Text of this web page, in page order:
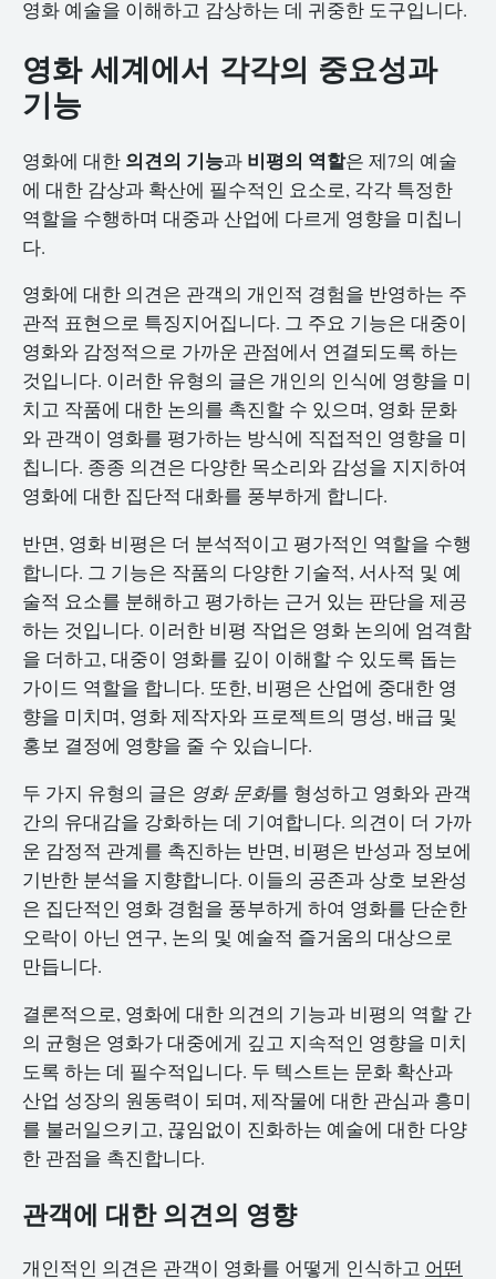
영화 예술을 이해하고 감상하는 데 귀중한 도구입니다.
영화 세계에서 각각의 중요성과
기능
영화에 대한 의견의 기능과 비평의 역할은 제7의 예술
에 대한 감상과 확산에 필수적인 요소로, 각각 특정한
역할을 수행하며 대중과 산업에 다르게 영향을 미칩니
다.
영화에 대한 의견은 관객의 개인적 경험을 반영하는 주
관적 표현으로 특징지어집니다. 그 주요 기능은 대중이
영화와 감정적으로 가까운 관점에서 연결되도록 하는
것입니다. 이러한 유형의 글은 개인의 인식에 영향을 미
치고 작품에 대한 논의를 촉진할 수 있으며, 영화 문화
와 관객이 영화를 평가하는 방식에 직접적인 영향을 미
칩니다. 종종 의견은 다양한 목소리와 감성을 지지하여
영화에 대한 집단적 대화를 풍부하게 합니다.
반면, 영화 비평은 더 분석적이고 평가적인 역할을 수행
합니다. 그 기능은 작품의 다양한 기술적, 서사적 및 예
술적 요소를 분해하고 평가하는 근거 있는 판단을 제공
하는 것입니다. 이러한 비평 작업은 영화 논의에 엄격함
을 더하고, 대중이 영화를 깊이 이해할 수 있도록 돕는
가이드 역할을 합니다. 또한, 비평은 산업에 중대한 영
향을 미치며, 영화 제작자와 프로젝트의 명성, 배급 및
홍보 결정에 영향을 줄 수 있습니다.
두 가지 유형의 글은 영화 문화를 형성하고 영화와 관객
간의 유대감을 강화하는 데 기여합니다. 의견이 더 가까
운 감정적 관계를 촉진하는 반면, 비평은 반성과 정보에
기반한 분석을 지향합니다. 이들의 공존과 상호 보완성
은 집단적인 영화 경험을 풍부하게 하여 영화를 단순한
오락이 아닌 연구, 논의 및 예술적 즐거움의 대상으로
만듭니다.
결론적으로, 영화에 대한 의견의 기능과 비평의 역할 간
의 균형은 영화가 대중에게 깊고 지속적인 영향을 미치
도록 하는 데 필수적입니다. 두 텍스트는 문화 확산과
산업 성장의 원동력이 되며, 제작물에 대한 관심과 흥미
를 불러일으키고, 끊임없이 진화하는 예술에 대한 다양
한 관점을 촉진합니다.
관객에 대한 의견의 영향
개인적인 의견은 관객이 영화를 어떻게 인식하고 어떤